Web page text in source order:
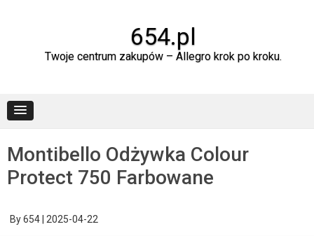
654.pl
Twoje centrum zakupów – Allegro krok po kroku.
Montibello Odżywka Colour
Protect 750 Farbowane
By654 2025-04-22